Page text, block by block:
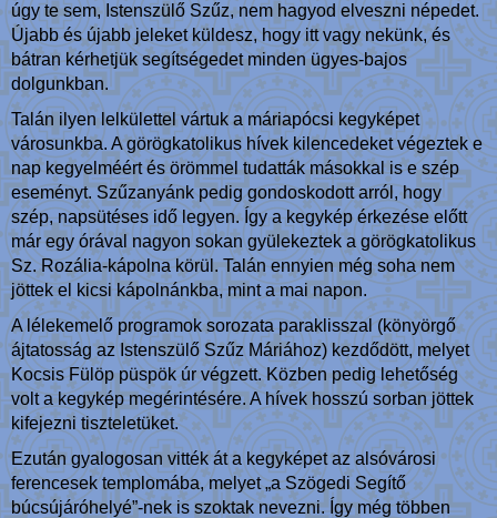
úgy te sem, Istenszülő Szűz, nem hagyod elveszni népedet.
Újabb és újabb jeleket küldesz, hogy itt vagy nekünk, és
bátran kérhetjük segítségedet minden ügyes-bajos
dolgunkban.
Talán ilyen lelkülettel vártuk a máriapócsi kegyképet
városunkba. A görögkatolikus hívek kilencedeket végeztek e
nap kegyelméért és örömmel tudatták másokkal is e szép
eseményt. Szűzanyánk pedig gondoskodott arról, hogy
szép, napsütéses idő legyen. Így a kegykép érkezése előtt
már egy órával nagyon sokan gyülekeztek a görögkatolikus
Sz. Rozália-kápolna körül. Talán ennyien még soha nem
jöttek el kicsi kápolnánkba, mint a mai napon.
A lélekemelő programok sorozata paraklisszal (könyörgő
ájtatosság az Istenszülő Szűz Máriához) kezdődött, melyet
Kocsis Fülöp püspök úr végzett. Közben pedig lehetőség
volt a kegykép megérintésére. A hívek hosszú sorban jöttek
kifejezni tiszteletüket.
Ezután gyalogosan vitték át a kegyképet az alsóvárosi
ferencesek templomába, melyet „a Szögedi Segítő
búcsújáróhelyé”-nek is szoktak nevezni. Így még többen